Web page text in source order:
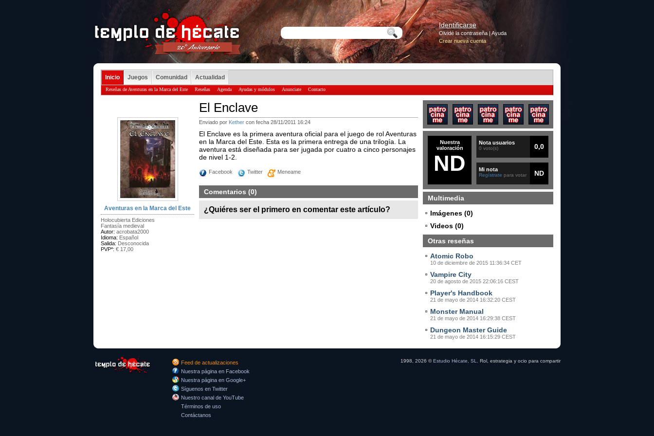
Identificarse
Olvidé la contraseña | Ayuda
Crear nueva cuenta
Inicio Juegos Comunidad Actualidad
Reseñas de Aventuras en la Marca del Este Reseñas Agenda Ayudas y módulos Anunciate Contacto
El Enclave
Enviado por Kether con fecha 28/11/2011 16:24
El Enclave es la primera aventura oficial para el juego de rol Aventuras
en la Marca del Este. Esta es la primera entrega de una trilogía. La
aventura está diseñada para ser jugada por cuatro a cinco personajes
de nivel 1-2.
Facebook Twitter Meneame
Comentarios (0)
¿Quiéres ser el primero en comentar este artículo?
Nuestra
valoración
ND
Nota usuarios
0 voto(s) 0,0
Mi nota
Regístrate para votar ND
Multimedia
Imágenes (0)
Videos (0)
Otras reseñas
Atomic Robo
10 de diciembre de 2015 11:36:34 CET
Vampire City
20 de agosto de 2015 22:06:16 CEST
Player's Handbook
21 de mayo de 2014 16:32:20 CEST
Monster Manual
21 de mayo de 2014 16:29:38 CEST
Dungeon Master Guide
21 de mayo de 2014 16:15:29 CEST
Aventuras en la Marca del Este
Holocubierta Ediciones
Fantasía medieval
Autor: acrobata2000
Idioma: Español
Salida: Desconocida
PVP*: € 17,00
Feed de actualizaciones
Nuestra página en Facebook
Nuestra página en Google+
Síguenos en Twitter
Nuestro canal de YouTube
Términos de uso
Contáctanos
1998, 2026 ©Estudio Hécate, SL . Rol, estrategia y ocio para compartir